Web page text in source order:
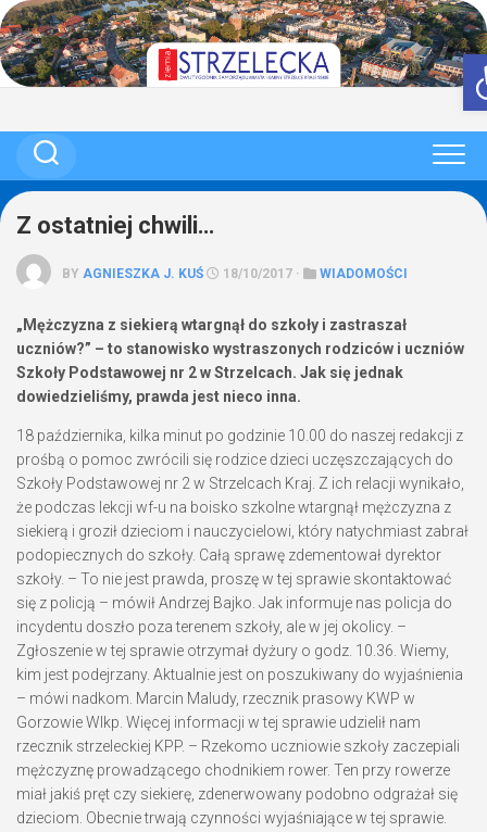
Skip
to
content
Z ostatniej chwili…
BY AGNIESZKA J. KUŚ 18/10/2017 · WIADOMOŚCI
„Mężczyzna z siekierą wtargnął do szkoły i zastraszał
uczniów?” – to stanowisko wystraszonych rodziców i uczniów
Szkoły Podstawowej nr 2 w Strzelcach. Jak się jednak
dowiedzieliśmy, prawda jest nieco inna.
18 października, kilka minut po godzinie 10.00 do naszej redakcji z
prośbą o pomoc zwrócili się rodzice dzieci uczęszczających do
Szkoły Podstawowej nr 2 w Strzelcach Kraj. Z ich relacji wynikało,
że podczas lekcji wf-u na boisko szkolne wtargnął mężczyzna z
siekierą i groził dzieciom i nauczycielowi, który natychmiast zabrał
podopiecznych do szkoły. Całą sprawę zdementował dyrektor
szkoły. – To nie jest prawda, proszę w tej sprawie skontaktować
się z policją – mówił Andrzej Bajko. Jak informuje nas policja do
incydentu doszło poza terenem szkoły, ale w jej okolicy. –
Zgłoszenie w tej sprawie otrzymał dyżury o godz. 10.36. Wiemy,
kim jest podejrzany. Aktualnie jest on poszukiwany do wyjaśnienia
– mówi nadkom. Marcin Maludy, rzecznik prasowy KWP w
Gorzowie Wlkp. Więcej informacji w tej sprawie udzielił nam
rzecznik strzeleckiej KPP. – Rzekomo uczniowie szkoły zaczepiali
mężczyznę prowadzącego chodnikiem rower. Ten przy rowerze
miał jakiś pręt czy siekierę, zdenerwowany podobno odgrażał się
dzieciom. Obecnie trwają czynności wyjaśniające w tej sprawie.